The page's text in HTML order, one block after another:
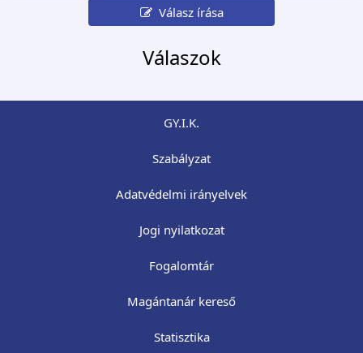
Válasz írása
Válaszok
GY.I.K.
Szabályzat
Adatvédelmi irányelvek
Jogi nyilatkozat
Fogalomtár
Magántanár kereső
Statisztika